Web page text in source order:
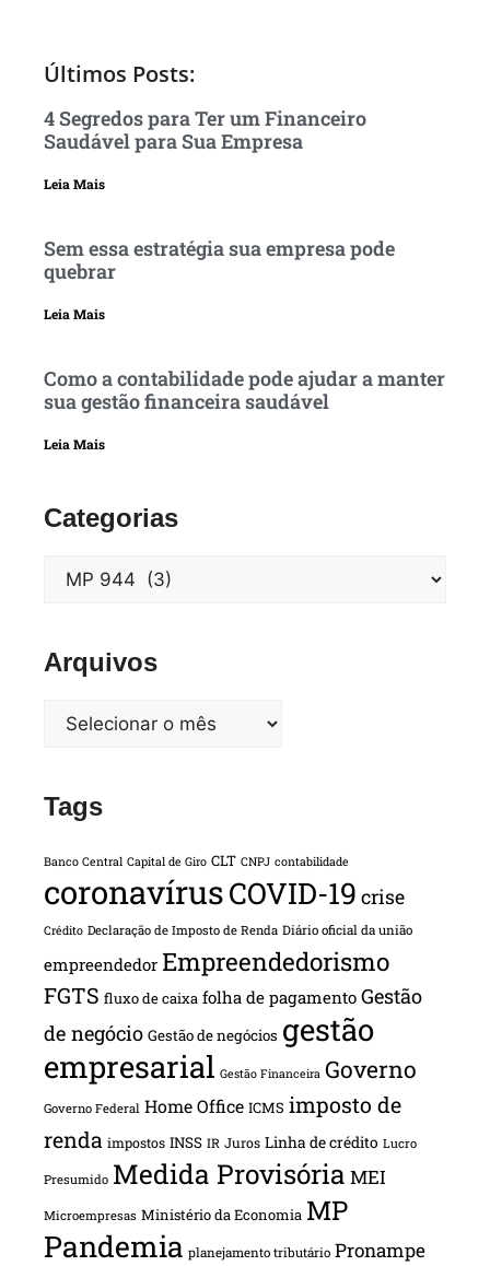
Últimos Posts:
4 Segredos para Ter um Financeiro
Saudável para Sua Empresa
Leia Mais
Sem essa estratégia sua empresa pode
quebrar
Leia Mais
Como a contabilidade pode ajudar a manter
sua gestão financeira saudável
Leia Mais
Categorias
Arquivos
Tags
Banco Central Capital de Giro CLT CNPJ contabilidade
coronavírusCOVID-19 crise
Crédito Declaração de Imposto de Renda Diário oficial da união
empreendedor Empreendedorismo
FGTS fluxo de caixa folha de pagamento Gestão
de negócio Gestão de negócios gestão
empresarial Gestão Financeira Governo
Governo Federal Home Office ICMS imposto de
renda impostos INSS IR Juros Linha de crédito Lucro
Presumido Medida Provisória MEI
Microempresas Ministério da Economia MP
Pandemia planejamento tributário Pronampe